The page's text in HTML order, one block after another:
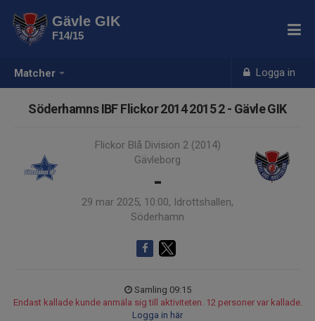
Matcher Logga in
Gävle GIK
F14/15
Söderhamns IBF Flickor 2014 2015 2 - Gävle GIK
Flickor Blå Division 2 (2014)
Gävleborg
-
29 mar 2025, 10:00, Idrottshallen,
Söderhamn
Samling 09:15
Endast kallade kunde anmäla sig till aktiviteten. 12 personer var kallade.
Logga in här